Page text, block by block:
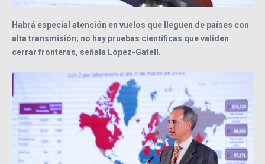
Habrá especial atención en vuelos que lleguen de países con
alta transmisión; no hay pruebas científicas que validen
cerrar fronteras, señala López-Gatell.